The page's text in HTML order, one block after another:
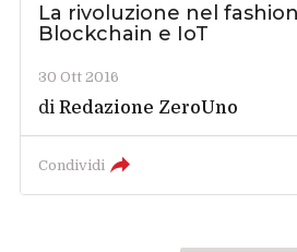
La rivoluzione nel
Blockchain e IoT
30 Ott 2016
diRedazione ZeroUno
Condividi